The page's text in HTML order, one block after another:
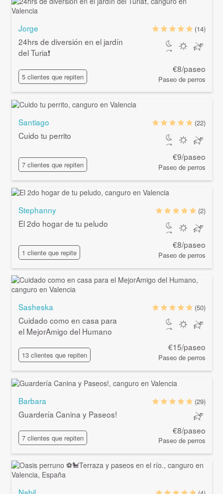
Jorge
24hrs de diversión en el jardín
del Turia❗️
5 clientes que repiten
(14)
€8/paseo
Paseo de perros
Santiago
Cuido tu perrito
7 clientes que repiten
(22)
€9/paseo
Paseo de perros
Stephanny
El 2do hogar de tu peludo
1 cliente que repite
(2)
€8/paseo
Paseo de perros
Sasheska
Cuidado como en casa para
el MejorAmigo del Humano
13 clientes que repiten
(50)
€15/paseo
Paseo de perros
Barbara
Guardería Canina y Paseos!
7 clientes que repiten
(29)
€8/paseo
Paseo de perros